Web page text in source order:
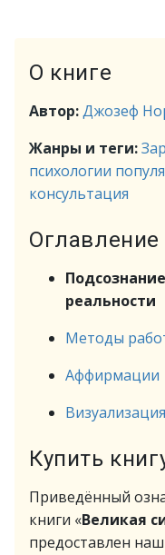
О книге
Автор:Джозеф
Жанры и теги:
психологии
консультация
Оглавление
реальности
Методы
Аффирмации
Визуализация
Купить
Приведённый
книги «Великая
предоставлен